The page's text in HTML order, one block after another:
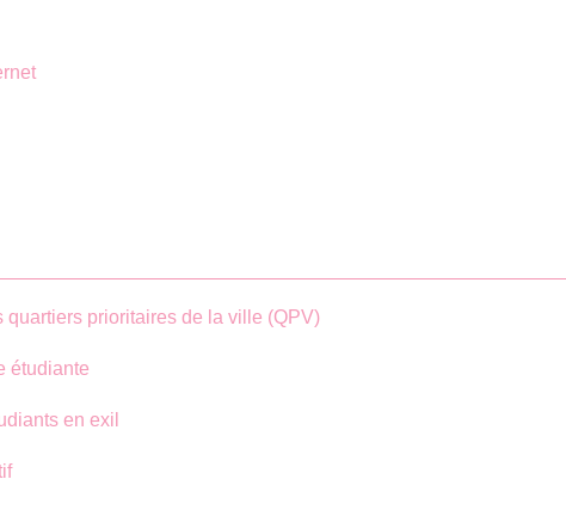
prioritaires de la ville (QPV)
étudiante
en exil